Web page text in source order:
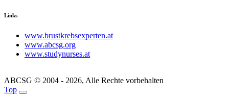
Links
www.brustkrebsexperten.at
www.abcsg.org
www.studynurses.at
ABCSG © 2004 - 2026, Alle Rechte vorbehalten
Top